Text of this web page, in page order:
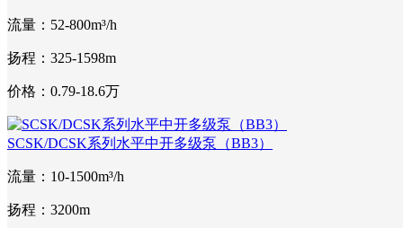
流量：52-800m³/h
扬程：325-1598m
价格：0.79-18.6万
SCSK/DCSK系列水平中开多级泵（BB3）
流量：10-1500m³/h
扬程：3200m